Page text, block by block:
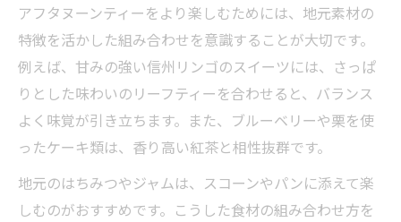
アフタヌーンティーをより楽しむためには、地元素材の
特徴を活かした組み合わせを意識することが大切です。
例えば、甘みの強い信州リンゴのスイーツには、さっぱ
りとした味わいのリーフティーを合わせると、バランス
よく味覚が引き立ちます。また、ブルーベリーや栗を使
ったケーキ類は、香り高い紅茶と相性抜群です。
地元のはちみつやジャムは、スコーンやパンに添えて楽
しむのがおすすめです。こうした食材の組み合わせ方を